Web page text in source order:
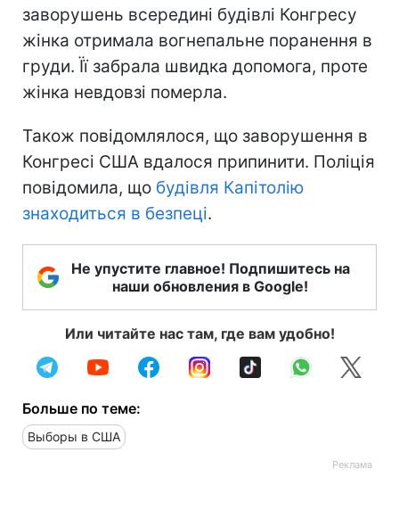
заворушень всередині будівлі Конгресу
жінка отримала вогнепальне поранення в
груди. Її забрала швидка допомога, проте
жінка невдовзі померла.
Також повідомлялося, що заворушення в
Конгресі США вдалося припинити. Поліція
повідомила, що будівля Капітолію
знаходиться в безпеці.
Не упустите главное! Подпишитесь на
наши обновления в Google!
Или читайте нас там, где вам удобно!
Больше по теме:
Выборы в США